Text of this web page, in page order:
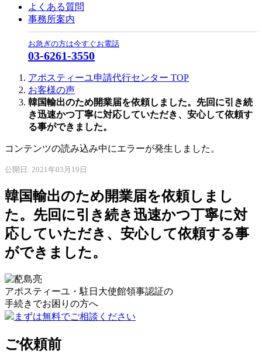
よくある質問
事務所案内
お急ぎの方は今すぐお電話
03-6261-3550
アポスティーユ申請代行センター TOP
お客様の声
韓国輸出のため開業届を依頼しました。先回に引き続
き迅速かつ丁寧に対応していただき、安心して依頼す
る事ができました。
コンテンツの読み込み中にエラーが発生しました。
公開日: 2021年03月19日
韓国輸出のため開業届を依頼しまし
た。先回に引き続き迅速かつ丁寧に対
応していただき、安心して依頼する事
ができました。
アポスティーユ・駐日大使館領事認証の
手続きでお困りの方へ
まずは無料でご相談ください
ご依頼前